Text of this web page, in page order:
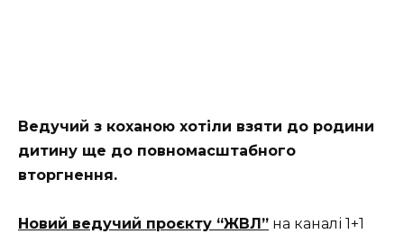
Ведучий з коханою хотіли взяти до родини
дитину ще до повномасштабного
вторгнення.
Новий ведучий проєкту “ЖВЛ” на каналі 1+1